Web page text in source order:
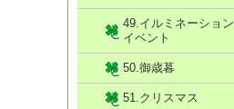
49.イルミネーション
イベント
50.御歳暮
51.クリスマス